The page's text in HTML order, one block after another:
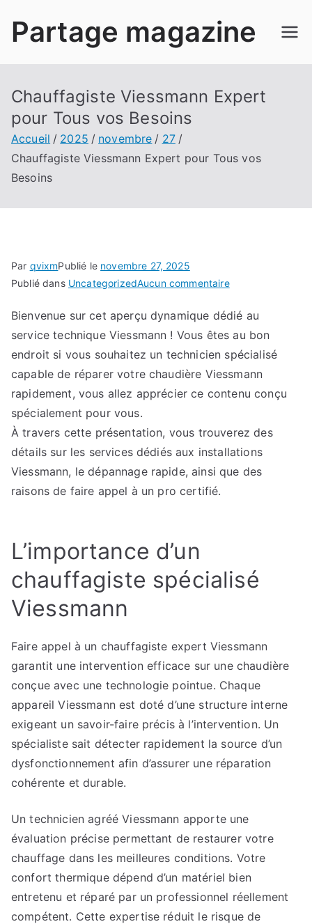
Partage magazine
Chauffagiste Viessmann Expert
pour Tous vos Besoins
Accueil 2025 novembre
27
Chauffagiste Viessmann Expert pour Tous vos
Besoins
Par qvixmPublié le novembre 27, 2025
Publié dans UncategorizedAucun commentairesur
Viessmann
Expert
pour
Tous
Bienvenue sur cet aperçu dynamique dédié au
service technique Viessmann ! Vous êtes au bon
endroit si vous souhaitez un technicien spécialisé
capable de réparer votre chaudière Viessmann
rapidement, vous allez apprécier ce contenu conçu
spécialement pour vous.
À travers cette présentation, vous trouverez des
détails sur les services dédiés aux installations
Viessmann, le dépannage rapide, ainsi que des
raisons de faire appel à un pro certifié.
L’importance d’un
chauffagiste spécialisé
Viessmann
Faire appel à un chauffagiste expert Viessmann
garantit une intervention efficace sur une chaudière
conçue avec une technologie pointue. Chaque
appareil Viessmann est doté d’une structure interne
exigeant un savoir-faire précis à l’intervention. Un
spécialiste sait détecter rapidement la source d’un
dysfonctionnement afin d’assurer une réparation
cohérente et durable.
Un technicien agréé Viessmann apporte une
évaluation précise permettant de restaurer votre
chauffage dans les meilleures conditions. Votre
confort thermique dépend d’un matériel bien
entretenu et réparé par un professionnel réellement
compétent. Cette expertise réduit le risque de